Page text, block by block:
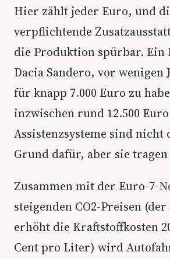
Hier zählt jeder Euro, und
verpflichtende
die Produktion spürbar. Ein
Dacia Sandero, vor wenigen
für knapp 7.000 Euro zu
inzwischen rund 12.500
Assistenzsysteme sind nicht
Grund dafür, aber sie
Zusammen mit der Euro-7-
steigenden CO2-Preisen (der
erhöht die Kraftstoffkosten
Cent pro Liter) wird